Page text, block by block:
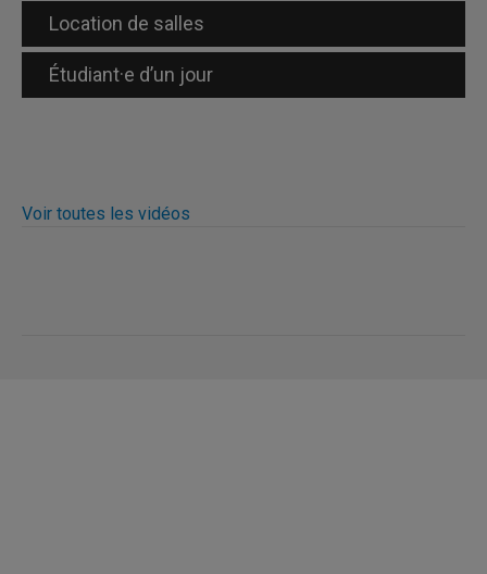
Location de salles
Étudiant·e d’un jour
Voir toutes les vidéos